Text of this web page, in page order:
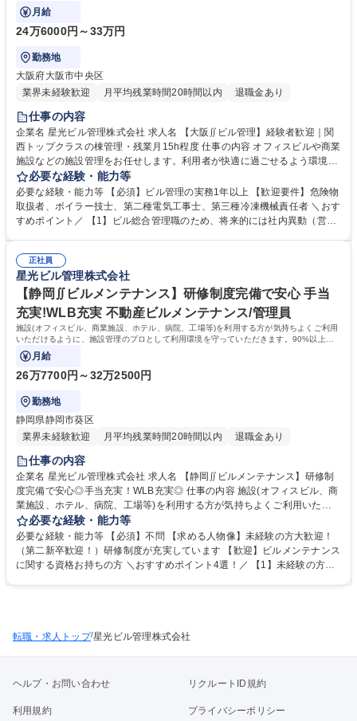
躍いただけるポジションです。
月給
24万6000円～33万円
勤務地
大阪府大阪市中央区
業界未経験歓迎
月平均残業時間20時間以内 退職金あり
仕事の内容
企業名 星光ビル管理株式会社 求人名 【大阪∬ビル管理】経験者歓迎｜関
西トップクラスの棟管理・残業月15h程度 仕事の内容 オフィスビルや商業
施設などの施設管理をお任せします。利用者が快適に過ごせるよう環境維
持に努めていただきます。充実した研修体制のもと、スキルを磨きながら
幅広くご活躍いただけるポジションです。 ■建物内の巡回、モニターチェ
ック ■各種工事に伴う立ち合い業務 ■定期点検のスケジュール作成/各テナ
ント工事、点検情報の広報や案内 ■緊急時対応（地震発生後の点検、火災
ビル管理】経験者歓迎｜関西トップクラスの棟管理・残業月15h程度
必要な経験・能力等
必要な経験・能力等 【必須】ビル管理の実務1年以上 【歓迎要件】危険物
取扱者、ボイラー技士、第二種電気工事士、第三種冷凍機械責任者 ＼おす
すめポイント／ 【1】ビル総合管理職のため、将来的には社内異動（営
に日本生命保険相互会社の緊密企業であるため、安心して長くご活躍いた
だけます。 【3】平均月残業15h程度。プライベートとの両立も可能で
す。 学歴・資格 学歴：大学院 大学 高専 短大 専修学校 高校 語学力： 資
格：危険物取扱者 ボイラー技士 第二種電気工事士
正社員
星光ビル管理株式会社
【静岡∬ビルメンテナンス】研修制度完備で安心 手当
充実!WLB充実 不動産ビルメンテナンス/管理員
施設(オフィスビル、商業施設、ホテル、病院、工場等)を利用する方が気持ちよくご利用
いただけるように、施設管理のプロとして利用環境を守っていただきます。90%以上の
社員が未経験スタートで活躍しています！
月給
26万7700円～32万2500円
勤務地
静岡県静岡市葵区
業界未経験歓迎
月平均残業時間20時間以内 退職金あり
仕事の内容
企業名 星光ビル管理株式会社 求人名 【静岡∬ビルメンテナンス】研修制
度完備で安心◎手当充実！WLB充実◎ 仕事の内容 施設(オフィスビル、商
業施設、ホテル、病院、工場等)を利用する方が気持ちよくご利用いただ
けるように、施設管理のプロとして利用環境を守っていただきます。90%
以上の社員が未経験スタートで活躍しています！ ■建物内の巡回、モニタ
ーチェック ■各種工事に伴う立ち合い業務 ■定期点検のスケジュール作成/
各テナント工事、点検情報の広報や案内 ■緊急時対応（地震発生後の点
必要な経験・能力等
必要な経験・能力等 【必須】不問 【求める人物像】未経験の方大歓迎！
（第二新卒歓迎！）研修制度が充実しています 【歓迎】ビルメンテナンス
に関する資格お持ちの方 ＼おすすめポイント4選！／ 【1】未経験の方大
ン】をプッシュ！ 学歴・資格 学歴：大学院 大学 高専 短大 専修学校 高校
転職・求人トップ/星光ビル管理株式会社
ヘルプ・お問い合わせ リクルートID規約
利用規約 プライバシーポリシー